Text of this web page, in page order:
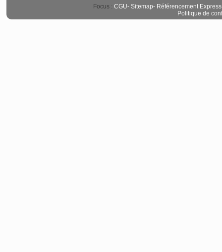
Focus : CGU- Sitemap- Référencement Express
Politique de